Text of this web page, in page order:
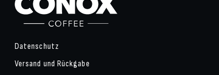
Datenschutz
Versand und Rückgabe